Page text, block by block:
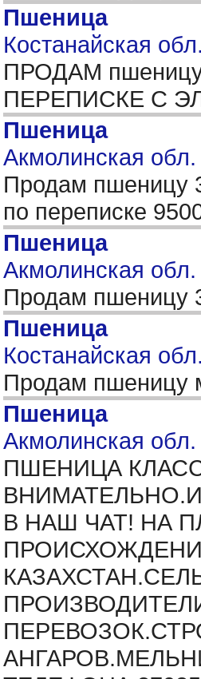
Пшеница
Костанайская
ПРОДАМ пшеницу
ПЕРЕПИСКЕ С
Пшеница
Акмолинская
Продам пшеницу
по переписке
Пшеница
Акмолинская
Продам пшеницу
Пшеница
Костанайская
Продам пшеницу
Пшеница
Акмолинская
ПШЕНИЦА
В НАШ ЧАТ! НА